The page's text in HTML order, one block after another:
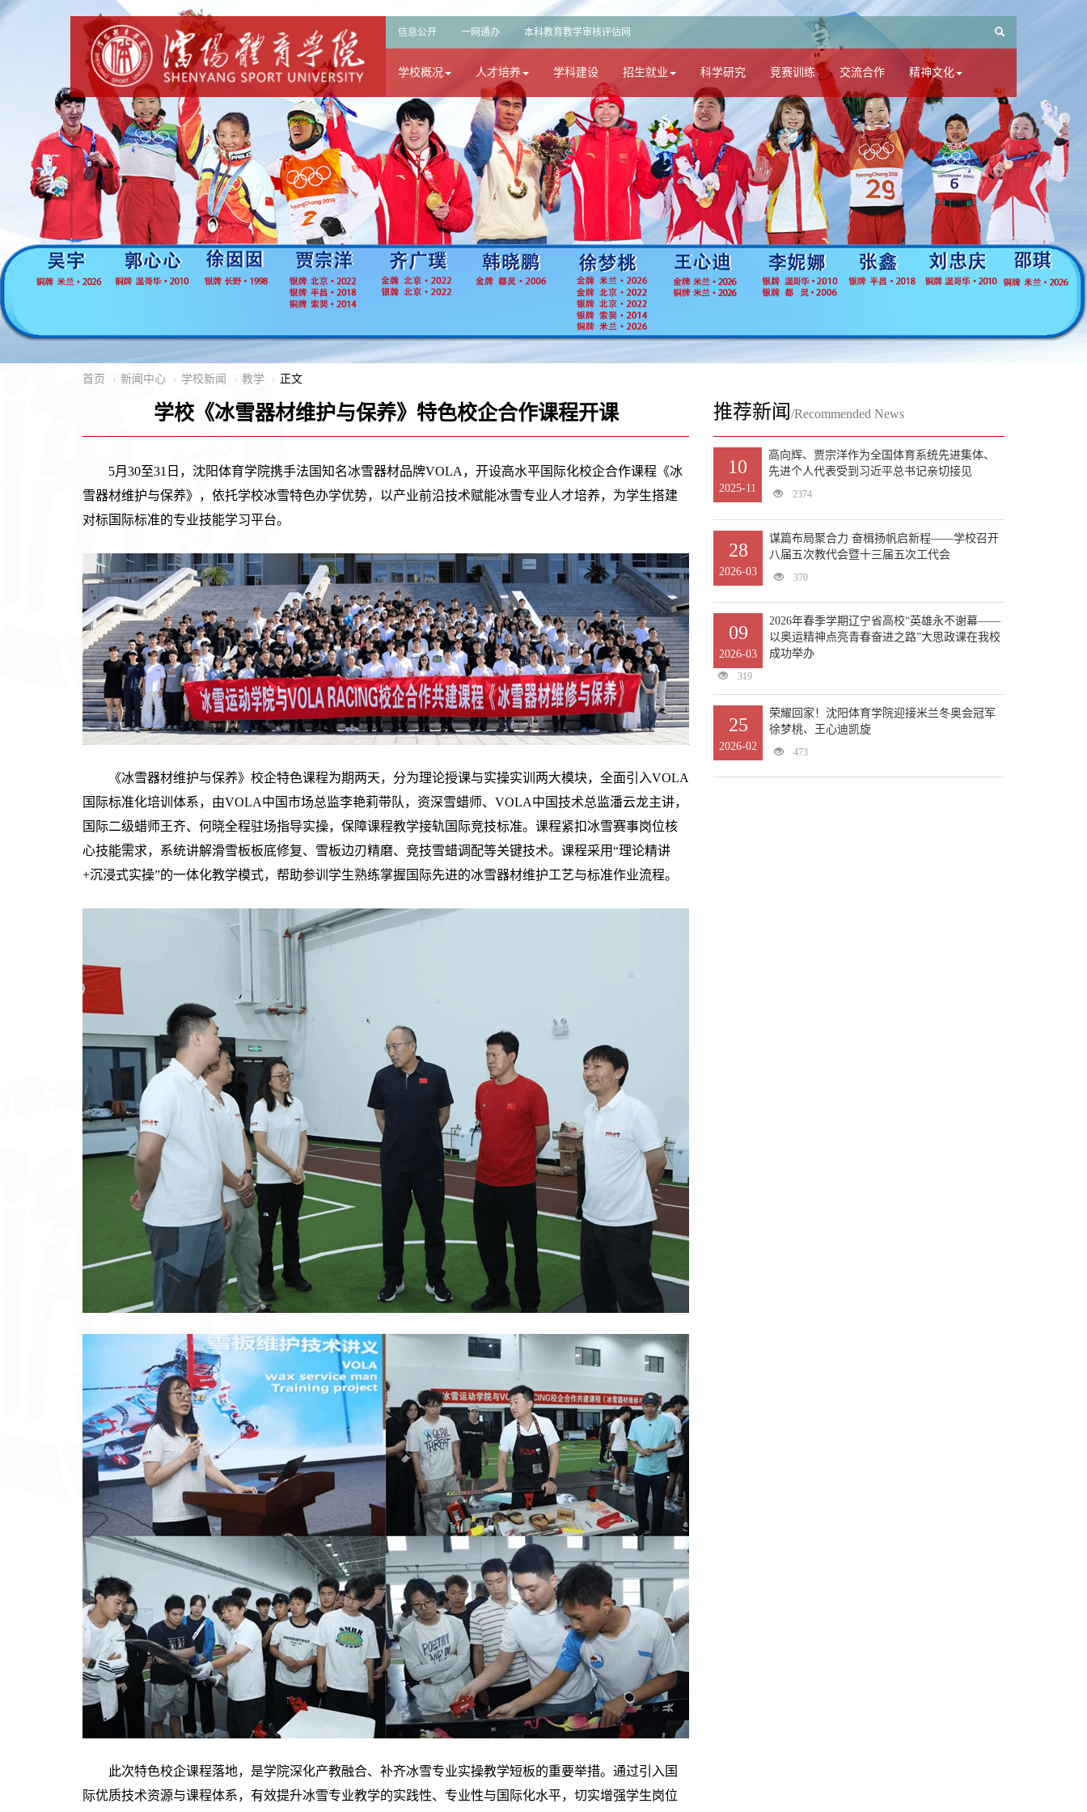
信息公开 一网通办 本科教育教学审核评估网
学校概况 人才培养 学科建设 招生就业 科学研究 竞赛训练 交流合作 精神文化
首页 新闻中心 学校新闻 教学 正文
学校《冰雪器材维护与保养》特色校企合作课程开课
5月30至31日，沈阳体育学院携手法国知名冰雪器材品牌VOLA，开设高水平国际化校企合作课程《冰
雪器材维护与保养》，依托学校冰雪特色办学优势，以产业前沿技术赋能冰雪专业人才培养，为学生搭建
对标国际标准的专业技能学习平台。
《冰雪器材维护与保养》校企特色课程为期两天，分为理论授课与实操实训两大模块，全面引入VOLA
国际标准化培训体系，由VOLA中国市场总监李艳莉带队，资深雪蜡师、VOLA中国技术总监潘云龙主讲，
国际二级蜡师王齐、何晓全程驻场指导实操，保障课程教学接轨国际竞技标准。课程紧扣冰雪赛事岗位核
心技能需求，系统讲解滑雪板板底修复、雪板边刃精磨、竞技雪蜡调配等关键技术。课程采用“理论精讲
+沉浸式实操”的一体化教学模式，帮助参训学生熟练掌握国际先进的冰雪器材维护工艺与标准作业流程。
此次特色校企课程落地，是学院深化产教融合、补齐冰雪专业实操教学短板的重要举措。通过引入国
际优质技术资源与课程体系，有效提升冰雪专业教学的实践性、专业性与国际化水平，切实增强学生岗位
推荐新闻 /Recommended News
10
2025-11
高向辉、贾宗洋作为全国体育系统先进集体、
先进个人代表受到习近平总书记亲切接见
2374
28
2026-03
谋篇布局聚合力 奋楫扬帆启新程——学校召开
八届五次教代会暨十三届五次工代会
370
09
2026-03
2026年春季学期辽宁省高校“英雄永不谢幕——
以奥运精神点亮青春奋进之路”大思政课在我校
成功举办
319
25
2026-02
荣耀回家！沈阳体育学院迎接米兰冬奥会冠军
徐梦桃、王心迪凯旋
473